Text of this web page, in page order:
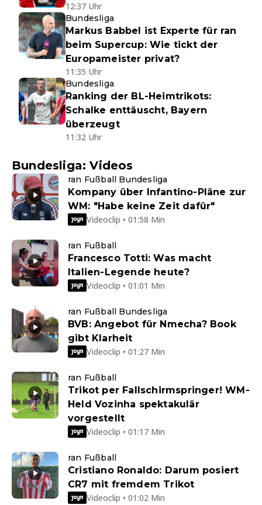
12:37 Uhr
Bundesliga
Markus Babbel ist Experte für ran
beim Supercup: Wie tickt der
Europameister privat?
11:35 Uhr
Bundesliga
Ranking der BL-Heimtrikots:
Schalke enttäuscht, Bayern
überzeugt
11:32 Uhr
Bundesliga: Videos
ran Fußball Bundesliga
Kompany über Infantino-Pläne zur
WM: "Habe keine Zeit dafür"
Videoclip • 01:58 Min
ran Fußball
Francesco Totti: Was macht
Italien-Legende heute?
Videoclip • 01:01 Min
ran Fußball Bundesliga
BVB: Angebot für Nmecha? Book
gibt Klarheit
Videoclip • 01:27 Min
ran Fußball
Trikot per Fallschirmspringer! WM-
Held Vozinha spektakulär
vorgestellt
Videoclip • 01:17 Min
ran Fußball
Cristiano Ronaldo: Darum posiert
CR7 mit fremdem Trikot
Videoclip • 01:02 Min